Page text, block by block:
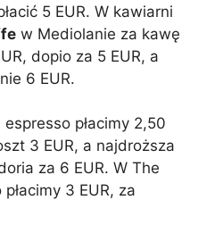
5 EUR. W kawiarni
w Mediolanie za kawę
dopio za 5 EUR, a
6 EUR.
espresso płacimy 2,50
3 EUR, a najdroższa
za 6 EUR. W The
3 EUR, za